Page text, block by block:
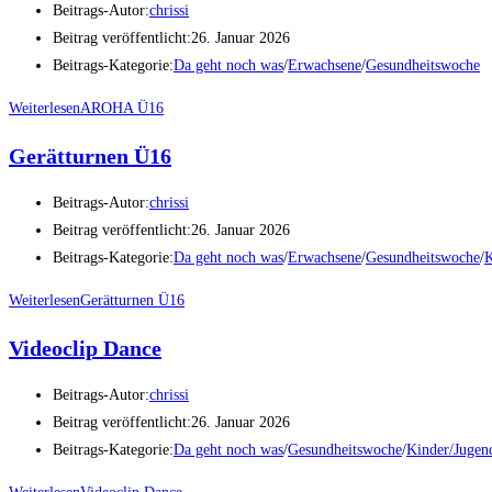
Beitrags-Autor:chrissi
Beitrag veröffentlicht:26. Januar 2026
Beitrags-Kategorie:Da geht noch was/Erwachsene/Gesundheitswoche
WeiterlesenAROHA Ü16
Gerätturnen Ü16
Beitrags-Autor:chrissi
Beitrag veröffentlicht:26. Januar 2026
Beitrags-Kategorie:Da geht noch was/Erwachsene/Gesundheitswoche/
WeiterlesenGerätturnen Ü16
Videoclip Dance
Beitrags-Autor:chrissi
Beitrag veröffentlicht:26. Januar 2026
Beitrags-Kategorie:Da geht noch was/Gesundheitswoche/Kinder/